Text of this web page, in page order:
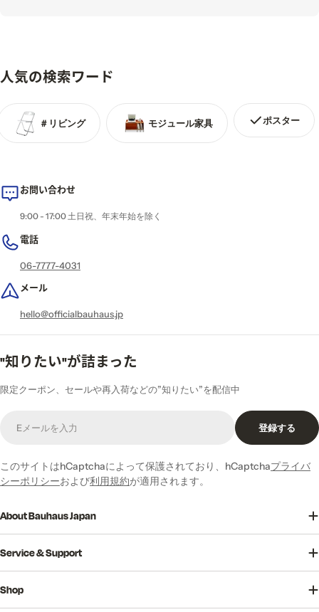
家に帰るのが待ち遠しくなるような"小さな楽園"を「Bauhaus
人気の検索ワード
＃リビング モジュール家具 ポスター
お問い合わせ
9:00 - 17:00 土日祝、年末年始を除く
電話
06-7777-4031
メール
hello@officialbauhaus.jp
"知りたい"が詰まった
限定クーポン、セールや再入荷などの”知りたい”を配信中
登録する
このサイトはhCaptchaによって保護されており、hCaptchaプライバ
シーポリシーおよび利用規約が適用されます。
About Bauhaus Japan
Service & Support
Shop